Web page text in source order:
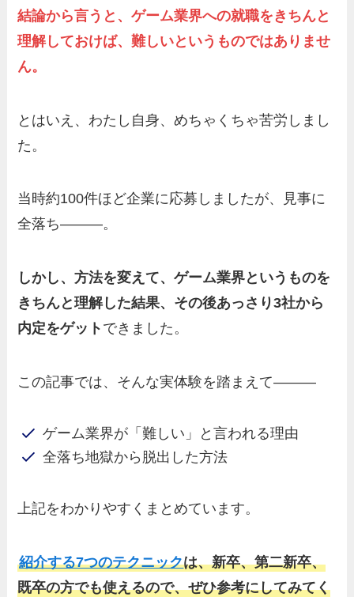
結論から言うと、ゲーム業界への就職をきちんと
理解しておけば、難しいというものではありませ
ん。
とはいえ、わたし自身、めちゃくちゃ苦労しまし
た。
当時約100件ほど企業に応募しましたが、見事に
全落ち―――。
しかし、方法を変えて、ゲーム業界というものを
きちんと理解した結果、その後あっさり3社から
内定をゲット できました。
この記事では、そんな実体験を踏まえて―――
ゲーム業界が「難しい」と言われる理由
全落ち地獄から脱出した方法
上記をわかりやすくまとめています。
紹介する7つのテクニックは、新卒、第二新卒、
既卒の方でも使えるので、ぜひ参考にしてみてく